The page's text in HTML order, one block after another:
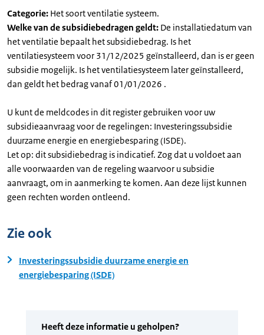
Categorie: Het soort ventilatie systeem.
Welke van de subsidiebedragen geldt: De installatiedatum van
het ventilatie bepaalt het subsidiebedrag. Is het
ventilatiesysteem voor 31/12/2025 geïnstalleerd, dan is er geen
subsidie mogelijk. Is het ventilatiesysteem later geïnstalleerd,
dan geldt het bedrag vanaf 01/01/2026 .
U kunt de meldcodes in dit register gebruiken voor uw
subsidieaanvraag voor de regelingen: Investeringssubsidie
duurzame energie en energiebesparing (ISDE).
Let op: dit subsidiebedrag is indicatief. Zog dat u voldoet aan
alle voorwaarden van de regeling waarvoor u subsidie
aanvraagt, om in aanmerking te komen. Aan deze lijst kunnen
geen rechten worden ontleend.
Zie ook
Investeringssubsidie duurzame energie en
energiebesparing (ISDE)